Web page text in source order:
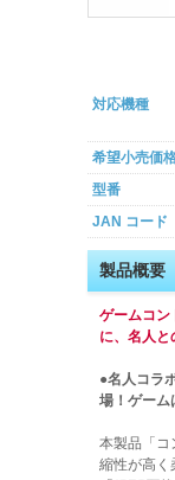
対応機種
希望小売価
型番
JAN コード
製品概要
ゲームコン
に、名人と
●名人コラ
場！ゲーム
本製品「コ
縮性が高く